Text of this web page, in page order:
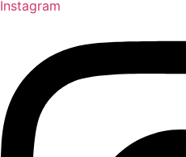
Instagram